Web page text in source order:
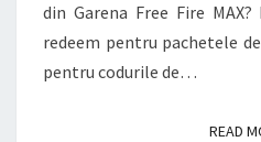
din Garena Free Fire
redeem pentru pachetele
pentru codurile de…
READ